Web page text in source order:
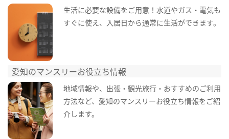
生活に必要な設備をご用意！水道やガス・電気も
すぐに使え、入居日から通常に生活ができます。
愛知のマンスリーお役立ち情報
地域情報や、出張・観光旅行・おすすめのご利用
方法など、愛知のマンスリーお役立ち情報をご紹
介します。